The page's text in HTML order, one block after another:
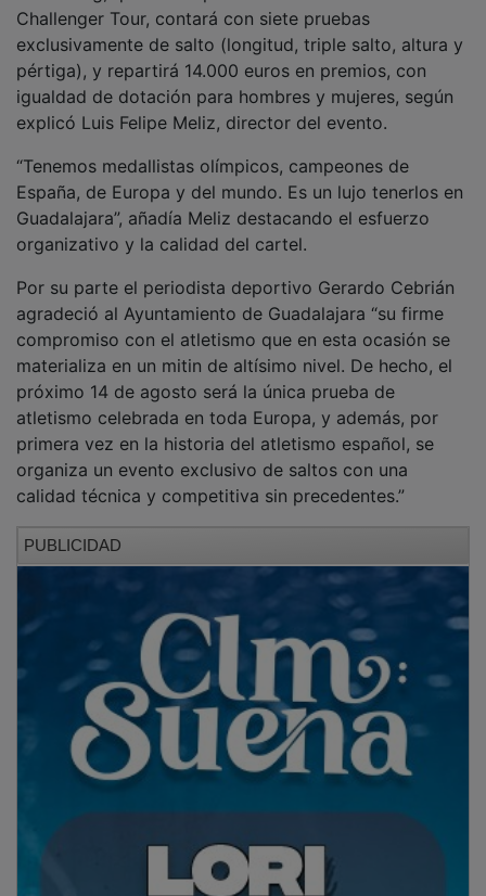
exclusivamente de salto (longitud, triple salto, altura y
pértiga), y repartirá 14.000 euros en premios, con
igualdad de dotación para hombres y mujeres, según
explicó Luis Felipe Meliz, director del evento.
España, de Europa y del mundo. Es un lujo tenerlos en
Guadalajara”, añadía Meliz destacando el esfuerzo
organizativo y la calidad del cartel.
agradeció al Ayuntamiento de Guadalajara “su firme
compromiso con el atletismo que en esta ocasión se
materializa en un mitin de altísimo nivel. De hecho, el
próximo 14 de agosto será la única prueba de
atletismo celebrada en toda Europa, y además, por
primera vez en la historia del atletismo español, se
organiza un evento exclusivo de saltos con una
calidad técnica y competitiva sin precedentes.”